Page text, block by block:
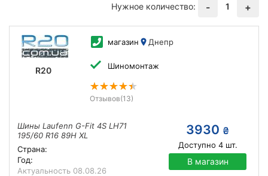
Нужное количество:
- 1 +
R20
магазин Днепр
Шиномонтаж
Отзывов(13)
Шины Laufenn G-Fit 4S LH71
195/60 R16 89H XL
Страна:
Год:
Актуальность 08.08.26
3930 ₴
Доступно 4шт.
В магазин